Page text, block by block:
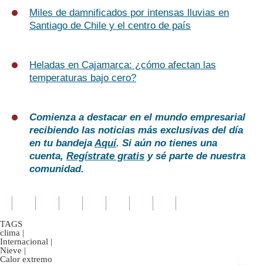
Miles de damnificados por intensas lluvias en
Santiago de Chile y el centro de país
Heladas en Cajamarca: ¿cómo afectan las
temperaturas bajo cero?
Comienza a destacar en el mundo empresarial
recibiendo las noticias más exclusivas del día
en tu bandejaAquí. Si aún no tienes una
cuenta, Regístrate gratis y sé parte de nuestra
comunidad.
TAGS
clima |
Internacional |
Nieve |
Calor extremo